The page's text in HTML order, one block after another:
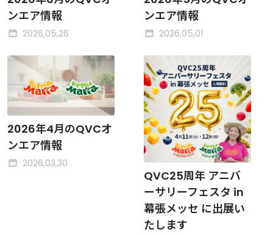
ンエア情報
2026,05,26
ンエア情報
2026,05,01
2026年4月のQVCオ
ンエア情報
2026,03,30
QVC25周年 アニバ
ーサリーフェスタ in
幕張メッセ に出展い
たします